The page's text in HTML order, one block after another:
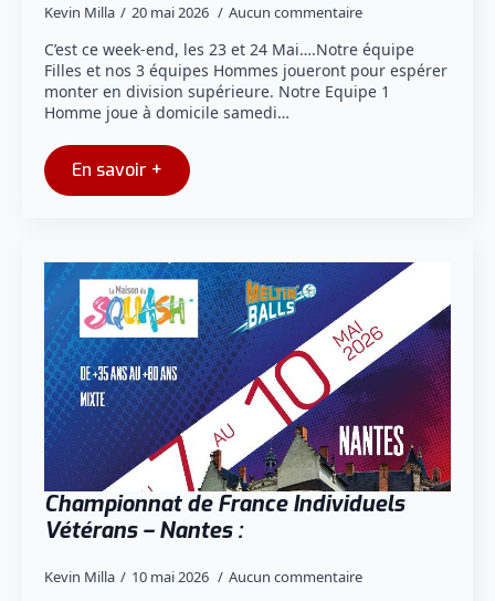
Kevin Milla 20 mai 2026 Aucun commentaire
C’est ce week-end, les 23 et 24 Mai….Notre équipe
Filles et nos 3 équipes Hommes joueront pour espérer
monter en division supérieure. Notre Equipe 1
Homme joue à domicile samedi…
En savoir +
Championnat de France Individuels
Vétérans – Nantes :
Kevin Milla 10 mai 2026 Aucun commentaire